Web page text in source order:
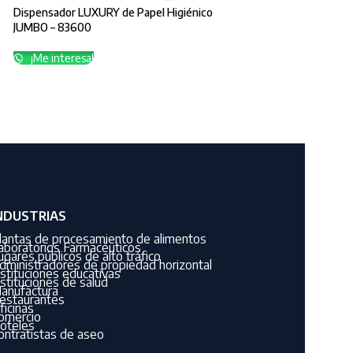
Dispensador LUXURY de Papel Higiénico
JUMBO – 83600
¡Me interesa!
de procesamiento de alimentos
Farmacéuticos
públicos de alto tráfico
de propiedad horizontal
educativas
de salud
de aseo